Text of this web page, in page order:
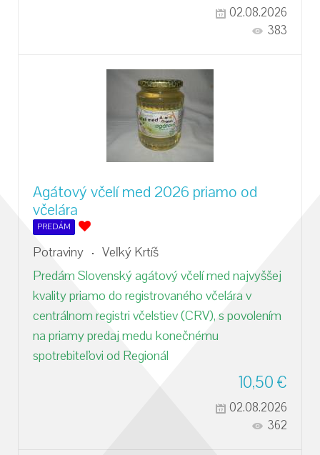
02.08.2026
383
Agátový včelí med 2026 priamo od
včelára
PREDÁM
Potraviny
Veľký Krtíš
Predám Slovenský agátový včelí med najvyššej
kvality priamo do registrovaného včelára v
centrálnom registri včelstiev (CRV), s povolením
na priamy predaj medu konečnému
spotrebiteľovi od Regionál
10,50€
02.08.2026
362